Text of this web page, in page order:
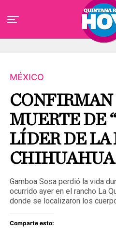
MÉXICO
CONFIRMAN
MUERTE DE
LÍDER DE
CHIHUAHUA
Gamboa Sosa perdió la vida
ocurrido ayer en el rancho La
donde se localizaron los
Comparte esto: